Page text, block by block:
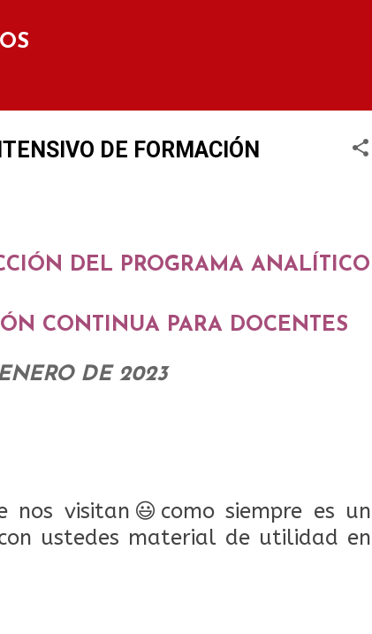
DE FORMACIÓN
DEL PROGRAMA ANALÍTICO
CONTINUA PARA DOCENTES
DE 2023
nos visitan 😃 como siempre es un
ustedes material de utilidad en